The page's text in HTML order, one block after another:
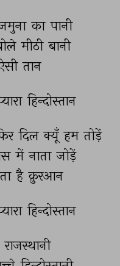
का पानी
मीठी बानी
तान
हिन्दोस्तान
दिल क्यूँ हम तोड़ें
में नाता जोड़ें
है क़ुरआन
हिन्दोस्तान
राजस्थानी